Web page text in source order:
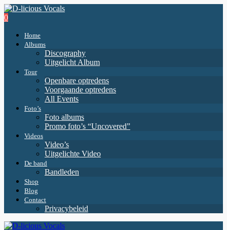
0
Home
Albums
Discography
Uitgelicht Album
Tour
Openbare optredens
Voorgaande optredens
All Events
Foto’s
Foto albums
Promo foto’s “Uncovered”
Videos
Video’s
Uitgelichte Video
De band
Bandleden
Shop
Blog
Contact
Privacybeleid